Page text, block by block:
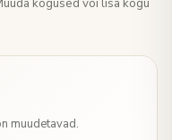
muudetavad.